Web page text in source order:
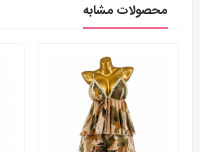
محصولات مشابه